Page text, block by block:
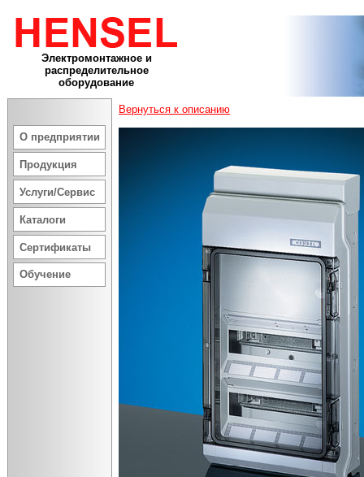
Электромонтажное и
распределительное
оборудование
О предприятии
Продукция
Услуги/Сервис
Каталоги
Сертификаты
Обучение
Вернуться к описанию